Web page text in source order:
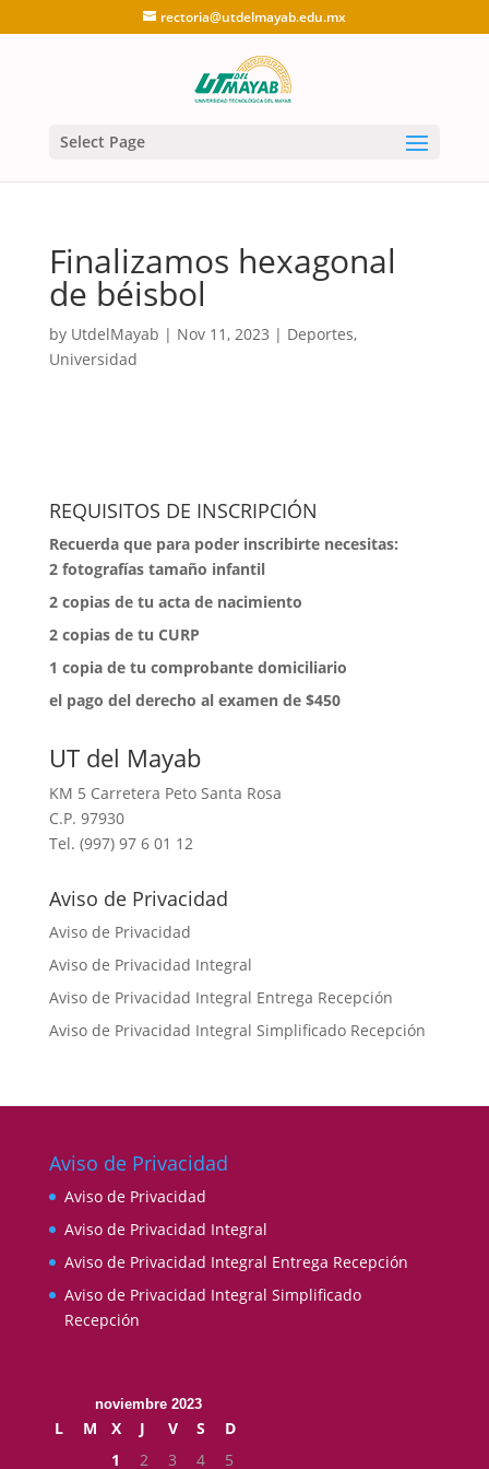
rectoria@utdelmayab.edu.mx
Select Page
Finalizamos hexagonal
de béisbol
by UtdelMayab | Nov 11, 2023 | Deportes,
Universidad
REQUISITOS DE INSCRIPCIÓN
Recuerda que para poder inscribirte necesitas:
2 fotografías tamaño infantil
⁠2 copias de tu acta de nacimiento
⁠2 copias de tu CURP
⁠1 copia de tu comprobante domiciliario
⁠el pago del derecho al examen de $450
UT del Mayab
KM 5 Carretera Peto Santa Rosa
C.P. 97930
Tel. (997) 97 6 01 12
Aviso de Privacidad
Aviso de Privacidad
Aviso de Privacidad Integral
Aviso de Privacidad Integral Entrega Recepción
Aviso de Privacidad Integral Simplificado Recepción
Aviso de Privacidad
Aviso de Privacidad
Aviso de Privacidad Integral
Aviso de Privacidad Integral Entrega Recepción
Aviso de Privacidad Integral Simplificado
Recepción
noviembre 2023
L M X J V S
D
1
2 3 4 5